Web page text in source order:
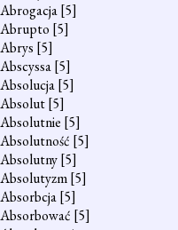
Abrogacja[5]
Abrupto [5]
Abrys [5]
Abscyssa[5]
Absolucja[5]
Absolut[5]
Absolutnie [5]
Absolutność [5]
Absolutny[5]
Absolutyzm[5]
Absorbcja[5]
Absorbować [5]